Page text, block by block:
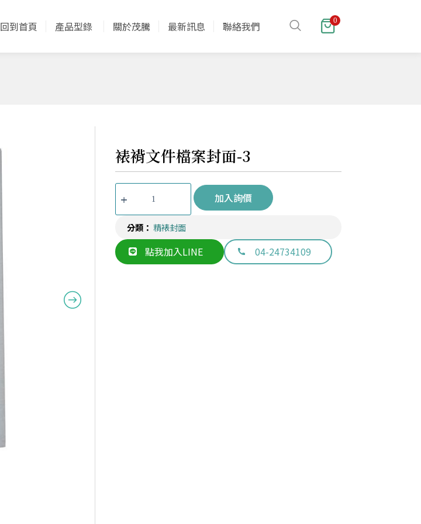
回到首頁 產品型錄 關於茂騰 最新訊息 聯絡我們 0
裱褙文件檔案封面-3
加入詢價
分類： 精裱封面
點我加入LINE 04-24734109